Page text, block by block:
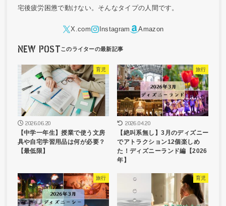
宅後疲労困憊で動けない。そんなタイプの人間です。
NEW POST
育児
2026.06.20
【中学一年生】授業で使う文房
具や自宅学習用品は何が必要？
【最低限】
旅行
2026.04.20
【絶叫系無し】3月のディズニー
でアトラクション12個楽しめ
た！ディズニーランド編【2026
年】
旅行 育児